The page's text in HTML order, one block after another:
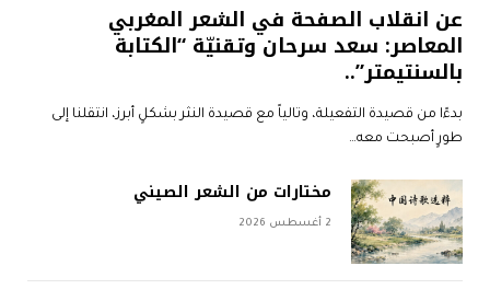
عن انقلاب الصفحة في الشعر المغربي
المعاصر: سعد سرحان وتقنيّة “الكتابة
بالسنتيمتر”..
بدءًا من قصيدة التفعيلة، وتالياً مع قصيدة النثر بشكلٍ أبرز، انتقلنا إلى
طورٍ أصبحت معه…
مختارات من الشعر الصيني
2 أغسطس 2026